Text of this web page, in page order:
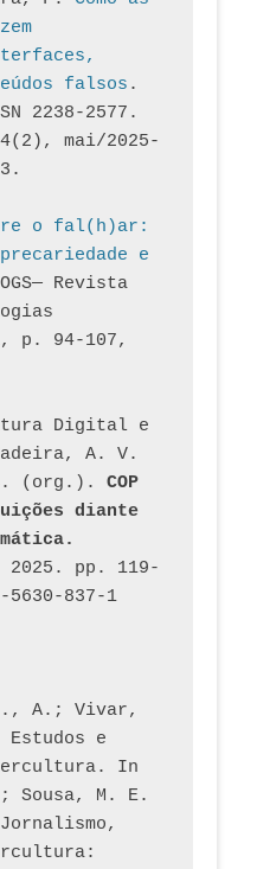
falsos
2238-2577.
mai/2025-
o fal(h)ar:
e
Revista
p. 94-107,
Digital e
A. V.
(org.). COP
diante
2025. pp. 119-
5630-837-1
A.; Vivar,
e
In
Sousa, M. E.